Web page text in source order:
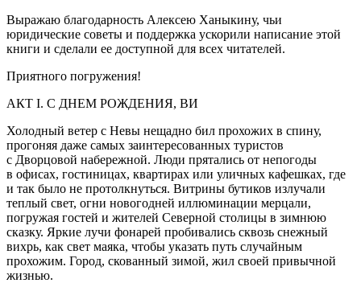
Выражаю благодарность Алексею Ханыкину, чьи
юридические советы и поддержка ускорили написание этой
книги и сделали ее доступной для всех читателей.
Приятного погружения!
АКТ I. C ДНЕМ РОЖДЕНИЯ, ВИ
Холодный ветер с Невы нещадно бил прохожих в спину,
прогоняя даже самых заинтересованных туристов
с Дворцовой набережной. Люди прятались от непогоды
в офисах, гостиницах, квартирах или уличных кафешках, где
и так было не протолкнуться. Витрины бутиков излучали
теплый свет, огни новогодней иллюминации мерцали,
погружая гостей и жителей Северной столицы в зимнюю
сказку. Яркие лучи фонарей пробивались сквозь снежный
вихрь, как свет маяка, чтобы указать путь случайным
прохожим. Город, скованный зимой, жил своей привычной
жизнью.